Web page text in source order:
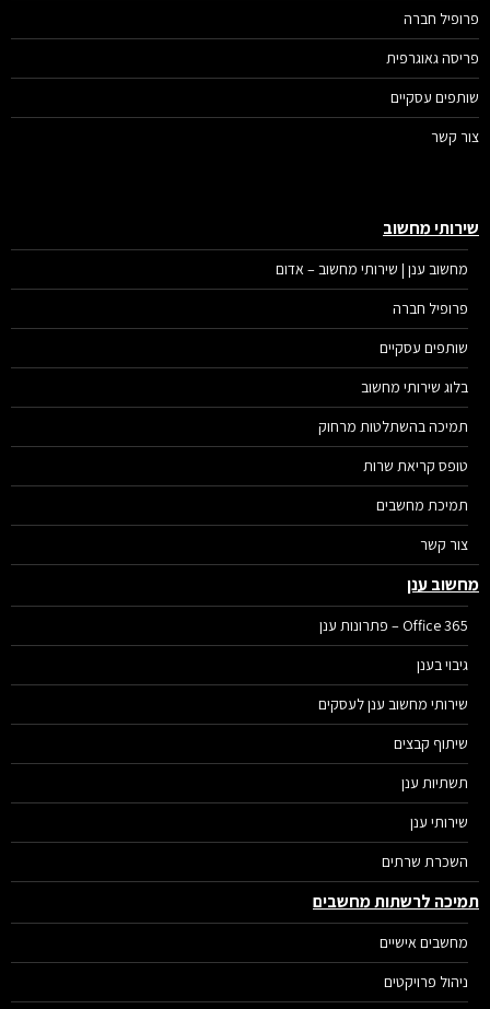
חברה
גאוגרפית
עסקיים
קשר
מחשוב
מחשוב ענן | שירותי מחשוב – אדום
פרופיל חברה
שותפים עסקיים
בלוג שירותי מחשוב
תמיכה בהשתלטות מרחוק
טופס קריאת שרות
תמיכת מחשבים
צור קשר
ענן
Office 365 – פתרונות ענן
גיבוי בענן
שירותי מחשוב ענן לעסקים
שיתוף קבצים
תשתיות ענן
שירותי ענן
השכרת שרתים
לרשתות מחשבים
מחשבים אישיים
ניהול פרויקטים